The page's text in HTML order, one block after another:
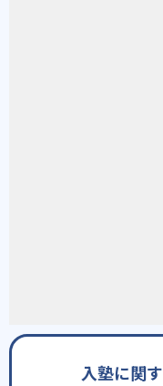
入塾に関